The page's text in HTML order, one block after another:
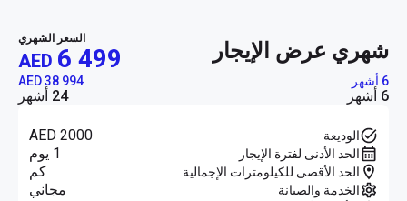
شهري عرض الإيجار السعر الشهري
AED 6 499
6 أشهر AED 38 994
6 أشهر 24 أشهر
الوديعة AED 2000
الحد الأدنى لفترة الإيجار 1 يوم
الحد الأقصى للكيلومترات الإجمالية كم
الخدمة والصيانة مجاني